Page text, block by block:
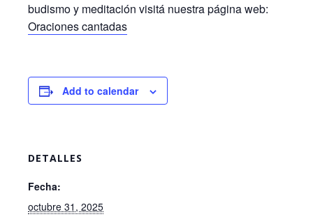
budismo y meditación visitá nuestra página web:
Oraciones cantadas
Add to calendar
DETALLES
Fecha:
octubre 31, 2025